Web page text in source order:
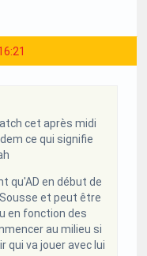
cet après midi
ce qui signifie
qu'AD en début de
et peut être
en fonction des
au milieu si
qui va jouer avec lui